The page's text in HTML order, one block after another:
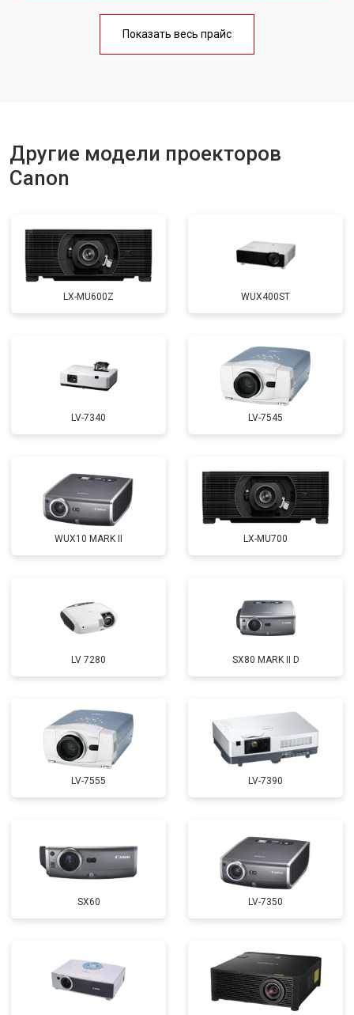
Показать весь прайс
Другие модели проекторов
Canon
LX-MU600Z WUX400ST
LV-7340 LV-7545
WUX10 MARK II LX-MU700
LV 7280 SX80 MARK II D
LV-7555 LV-7390
SX60 LV-7350